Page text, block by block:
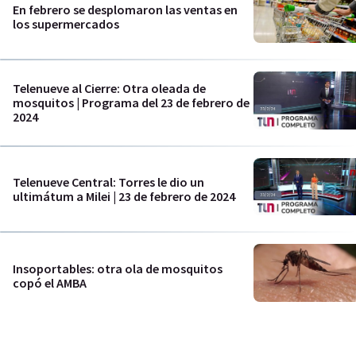
En febrero se desplomaron las ventas en
los supermercados
Telenueve al Cierre: Otra oleada de
mosquitos | Programa del 23 de febrero de
2024
Telenueve Central: Torres le dio un
ultimátum a Milei | 23 de febrero de 2024
Insoportables: otra ola de mosquitos
copó el AMBA